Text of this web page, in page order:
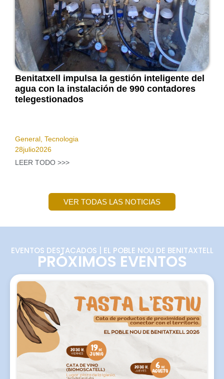
Benitatxell impulsa la gestión inteligente del
agua con la instalación de 990 contadores
telegestionados
General Tecnologia
28julio2026
LEER TODO >>>
VER TODAS LAS NOTICIAS
EVENTOS DESTACADOS | EL POBLE NOU DE BENITAXTELL
PRÓXIMOS EVENTOS